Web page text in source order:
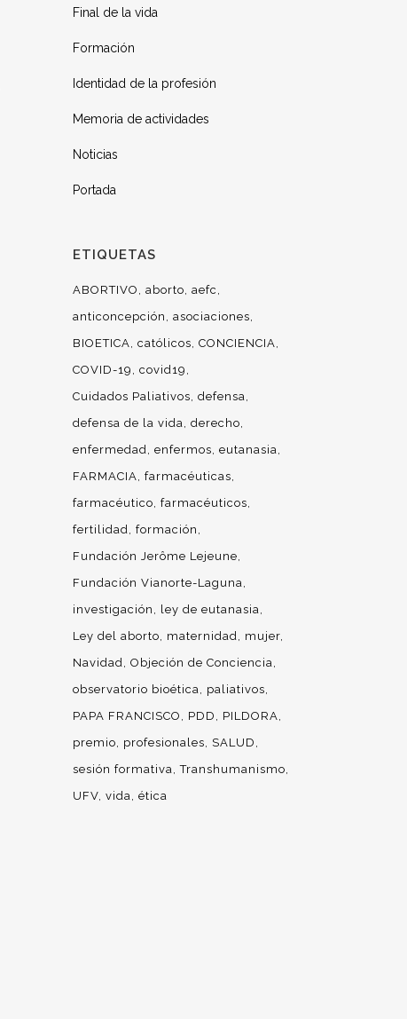
Final de la vida
Formación
Identidad de la profesión
Memoria de actividades
Noticias
Portada
ETIQUETAS
ABORTIVO aborto aefc
anticoncepción
asociaciones
BIOETICA católicos CONCIENCIA
COVID-19
covid19
Cuidados Paliativos defensa
defensa de la vida derecho
enfermedad enfermos eutanasia
FARMACIA farmacéuticas
farmacéutico farmacéuticos
fertilidad formación
Fundación Jerôme Lejeune
Fundación Vianorte-Laguna
investigación
ley de eutanasia
Ley del aborto
maternidad
mujer
Navidad Objeción de Conciencia
observatorio bioética
paliativos
PAPA FRANCISCO
PDD
PILDORA
premio
profesionales
SALUD
sesión formativa Transhumanismo
UFV vida ética